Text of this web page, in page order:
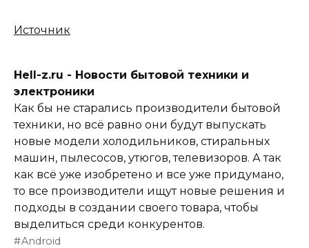
Источник
Hell-z.ru - Новости бытовой техники и
электроники
Как бы не старались производители бытовой
техники, но всё равно они будут выпускать
новые модели холодильников, стиральных
машин, пылесосов, утюгов, телевизоров. А так
как всё уже изобретено и все уже придумано,
то все производители ищут новые решения и
подходы в создании своего товара, чтобы
выделиться среди конкурентов.
Android